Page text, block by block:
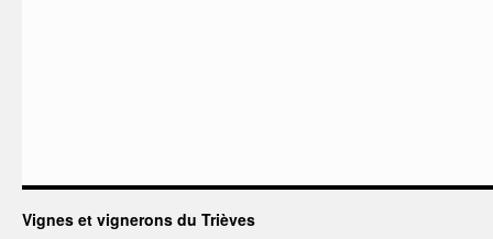
Vignes et vignerons du Trièves